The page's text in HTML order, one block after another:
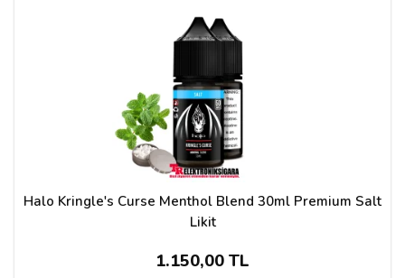
Halo Kringle's Curse Menthol Blend 30ml Premium Salt
Likit
1.150,00 TL